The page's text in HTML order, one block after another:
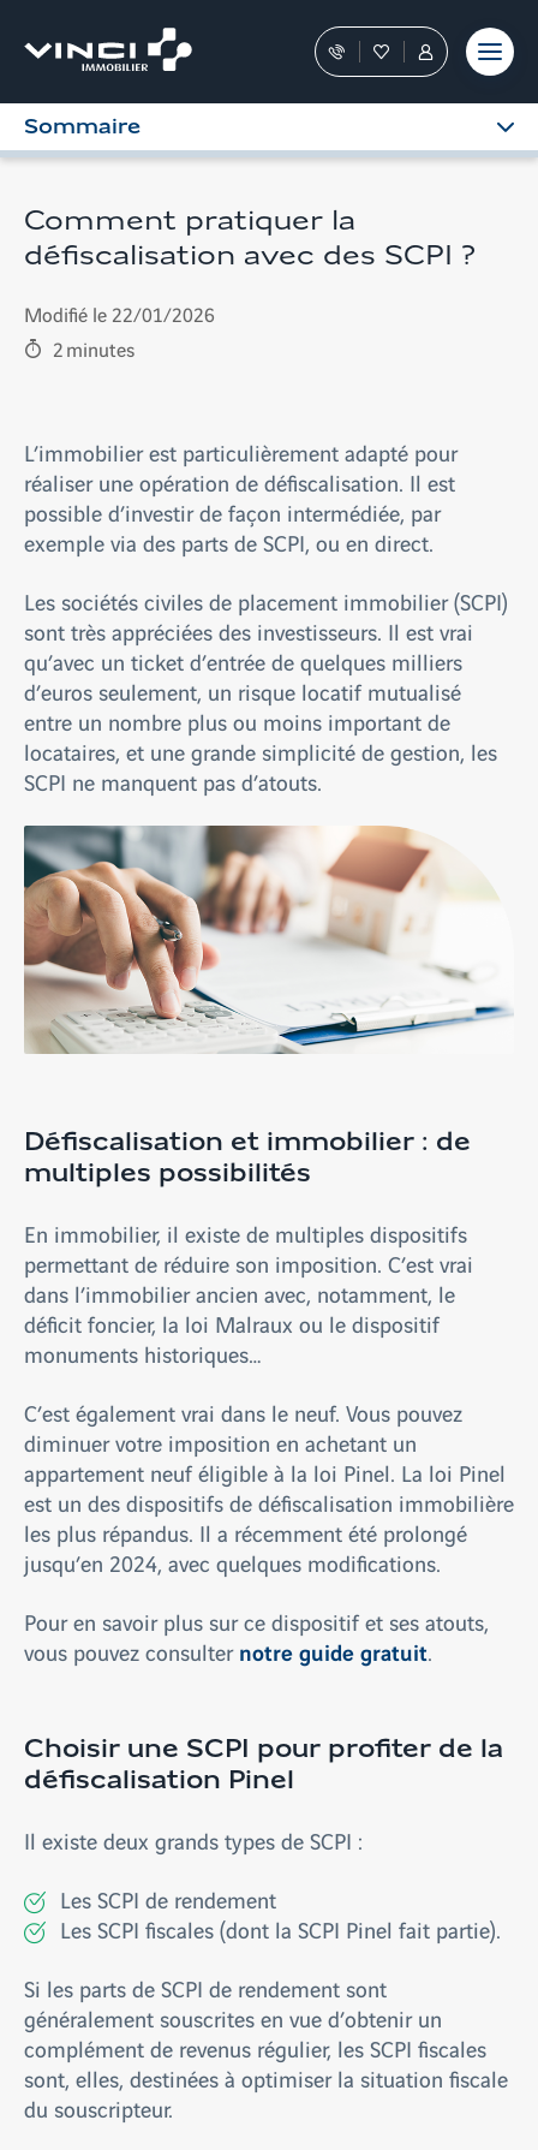
contenu
moment
Nos
conseillers
vous
dans
FavorisTous
les
services
dans
Sommaire
Comment pratiquer la
défiscalisation avec des SCPI ?
Modifié le 22/01/2026
2minutes
L’immobilier est particulièrement adapté pour
réaliser une opération de défiscalisation. Il est
possible d’investir de façon intermédiée, par
exemple via des parts de SCPI, ou en direct.
Les sociétés civiles de placement immobilier (SCPI)
sont très appréciées des investisseurs. Il est vrai
qu’avec un ticket d’entrée de quelques milliers
d’euros seulement, un risque locatif mutualisé
entre un nombre plus ou moins important de
locataires, et une grande simplicité de gestion, les
SCPI ne manquent pas d’atouts.
Défiscalisation et immobilier : de
multiples possibilités
En immobilier, il existe de multiples dispositifs
permettant de réduire son imposition. C’est vrai
dans l’immobilier ancien avec, notamment, le
déficit foncier, la loi Malraux ou le dispositif
monuments historiques…
C’est également vrai dans le neuf. Vous pouvez
diminuer votre imposition en achetant un
appartement neuf éligible à la loi Pinel. La loi Pinel
est un des dispositifs de défiscalisation immobilière
les plus répandus. Il a récemment été prolongé
jusqu’en 2024, avec quelques modifications.
Pour en savoir plus sur ce dispositif et ses atouts,
vous pouvez consulternotre guide gratuit.
Choisir une SCPI pour profiter de la
défiscalisation Pinel
Il existe deux grands types de SCPI :
Les SCPI de rendement
Les SCPI fiscales (dont la SCPI Pinel fait partie).
Si les parts de SCPI de rendement sont
généralement souscrites en vue d’obtenir un
complément de revenus régulier, les SCPI fiscales
sont, elles, destinées à optimiser la situation fiscale
du souscripteur.